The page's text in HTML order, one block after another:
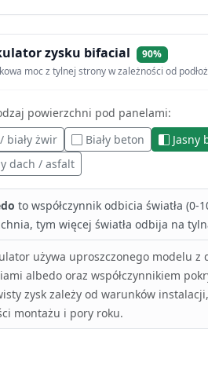
zysku bifacial
90%
moc z tylnej strony w zależności od
powierzchni pod panelami:
biały żwir
Biały beton Jasny
dach / asfalt
to współczynnik odbicia światła (0-
tym więcej światła odbija na
używa uproszczonego modelu z
albedo oraz współczynnikiem
zysk zależy od warunków
montażu i pory roku.